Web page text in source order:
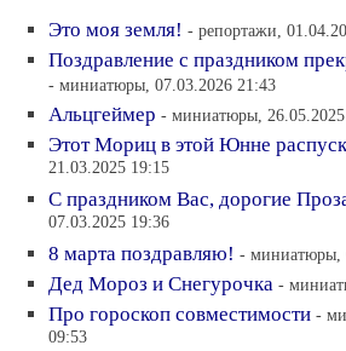
Это моя земля! - репортажи,
Поздравление с праздником
- миниатюры, 07.03.2026 21:43
Альцгеймер - миниатюры,
Этот Мориц в этой Юнне
21.03.2025 19:15
С праздником Вас, дорогие
07.03.2025 19:36
8 марта поздравляю! - миниатюры,
Дед Мороз и Снегурочка -
Про гороскоп совместимости -
09:53